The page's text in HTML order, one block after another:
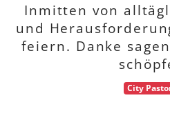
Inmitten von
und
feiern. Danke
City